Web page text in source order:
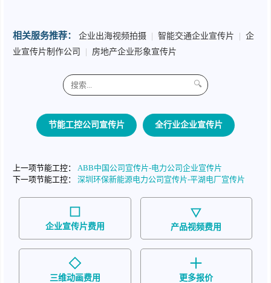
相关服务推荐： 企业出海视频拍摄 智能交通企业宣传片
企
业宣传片制作公司
房地产企业形象宣传片
🔍
节能工控公司宣传片 全行业企业宣传片
上一项节能工控： ABB中国公司宣传片-电力公司企业宣传片
下一项节能工控： 深圳环保新能源电力公司宣传片-平湖电厂宣传片
企业宣传片费用 产品视频费用
三维动画费用 更多报价